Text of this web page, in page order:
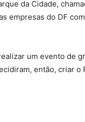
da Cidade,
empresas do DF
um evento de
então, criar